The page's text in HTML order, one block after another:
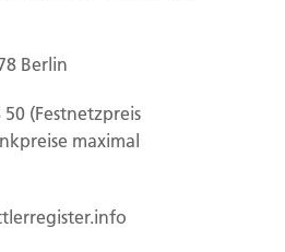
Berlin
(Festnetzpreis
maximal